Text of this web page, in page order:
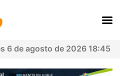
6 de agosto de 2026 18:45